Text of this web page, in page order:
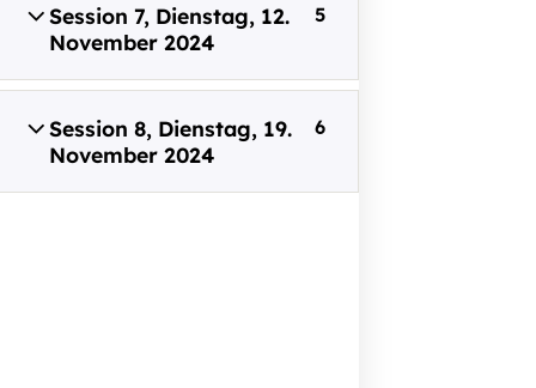
Session 7, Dienstag, 12.
November 2024
5
Session 8, Dienstag, 19.
November 2024
6
office@capito.eu
Headquarter
Heinrichstraße 145
8010 Graz